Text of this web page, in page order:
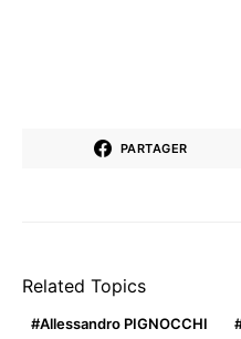
PARTAGER
Related Topics
Allessandro PIGNOCCHI